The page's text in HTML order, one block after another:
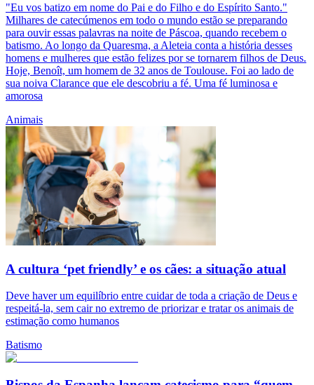
"Eu vos batizo em nome do Pai e do Filho e do Espírito Santo."
Milhares de catecúmenos em todo o mundo estão se preparando
para ouvir essas palavras na noite de Páscoa, quando recebem o
batismo. Ao longo da Quaresma, a Aleteia conta a história desses
homens e mulheres que estão felizes por se tornarem filhos de Deus.
Hoje, Benoît, um homem de 32 anos de Toulouse. Foi ao lado de
sua noiva Clarance que ele descobriu a fé. Uma fé luminosa e
amorosa
Animais
A cultura ‘pet friendly’ e os cães: a situação atual
Deve haver um equilíbrio entre cuidar de toda a criação de Deus e
respeitá-la, sem cair no extremo de priorizar e tratar os animais de
estimação como humanos
Batismo